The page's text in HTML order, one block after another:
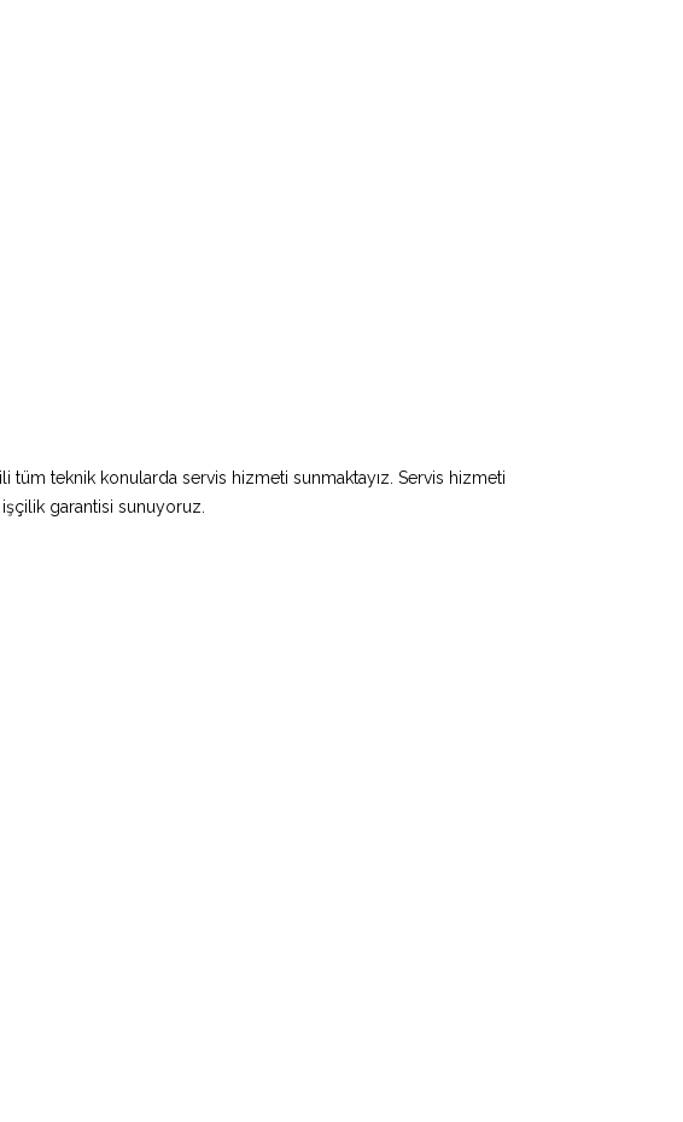
tüm teknik konularda servis hizmeti sunmaktayız. Servis hizmeti
garantisi sunuyoruz.